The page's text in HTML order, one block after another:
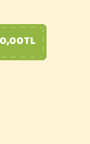
0,00TL